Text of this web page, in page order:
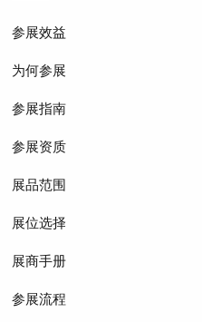
参展效益
为何参展
参展指南
参展资质
展品范围
展位选择
展商手册
参展流程